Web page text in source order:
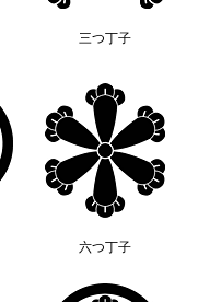
三つ丁子
六つ丁子